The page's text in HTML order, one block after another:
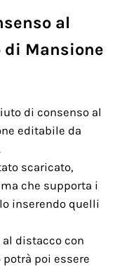
al
di Mansione
di consenso al
editabile da
scaricato,
che supporta i
inserendo quelli
distacco con
poi essere